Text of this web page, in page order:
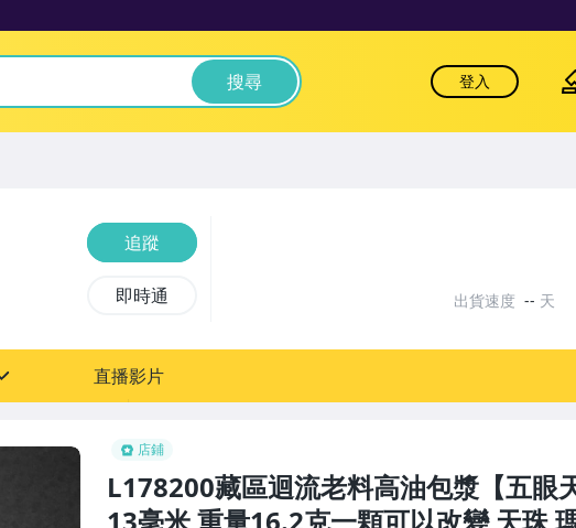
搜尋 登入
店鋪
L178200藏區迴流老料高油包漿【五眼
追蹤
即時通 出貨速度 -- 天
直播影片